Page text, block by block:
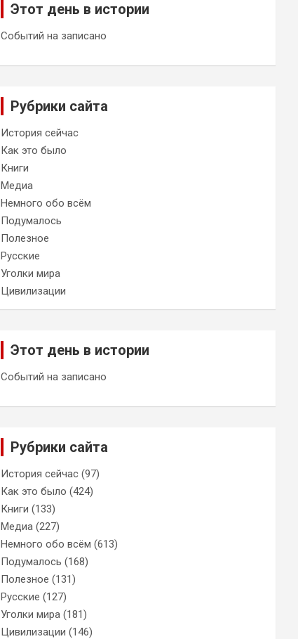
Этот день в истории
Событий на записано
Рубрики сайта
История сейчас
Как это было
Книги
Медиа
Немного обо всём
Подумалось
Полезное
Русские
Уголки мира
Цивилизации
Этот день в истории
Событий на записано
Рубрики сайта
История сейчас (97)
Как это было (424)
Книги (133)
Медиа (227)
Немного обо всём (613)
Подумалось (168)
Полезное (131)
Русские (127)
Уголки мира (181)
Цивилизации (146)